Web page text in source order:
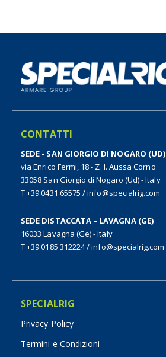
CONTATTI
SEDE - SAN GIORGIO DI NOGARO (UD)
via Enrico Fermi, 18 - Z. I. Aussa Corno
33058 San Giorgio di Nogaro (Ud) - Italy
T +39 0431 65575 /info@specialrig.com
SEDE DISTACCATA – LAVAGNA (GE)
16033 Lavagna (Ge) - Italy
T +39 0185 312224/info@specialrig.com
SPECIALRIG
Privacy Policy
Termini e Condizioni